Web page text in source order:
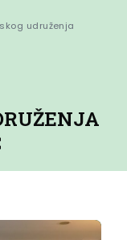
udruženja